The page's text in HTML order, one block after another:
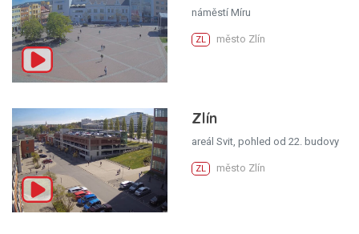
náměstí Míru
ZL město Zlín
Zlín
areál Svit, pohled od 22. budovy
ZL město Zlín